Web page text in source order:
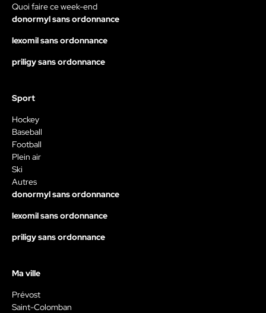
Quoi faire ce week-end
donormyl sans ordonnance
lexomil sans ordonnance
priligy sans ordonnance
Sport
Hockey
Baseball
Football
Plein air
Ski
Autres
donormyl sans ordonnance
lexomil sans ordonnance
priligy sans ordonnance
Ma ville
Prévost
Saint-Colomban